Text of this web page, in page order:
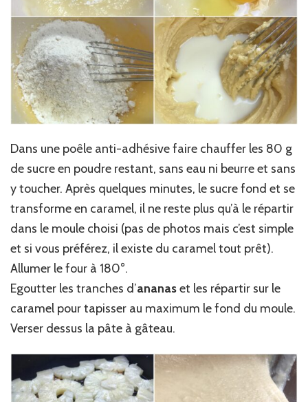
Dans une poêle anti-adhésive faire chauffer les 80 g
de sucre en poudre restant, sans eau ni beurre et sans
y toucher. Après quelques minutes, le sucre fond et se
transforme en caramel, il ne reste plus qu’à le répartir
dans le moule choisi (pas de photos mais c’est simple
et si vous préférez, il existe du caramel tout prêt).
Allumer le four à 180°.
Egoutter les tranches d’ananaset les répartir sur le
caramel pour tapisser au maximum le fond du moule.
Verser dessus la pâte à gâteau.